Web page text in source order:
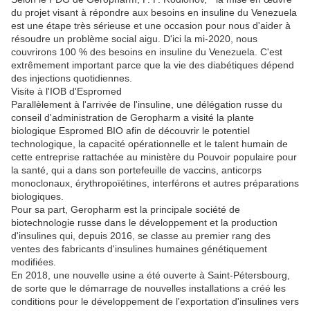
du projet visant à répondre aux besoins en insuline du Venezuela
est une étape très sérieuse et une occasion pour nous d'aider à
résoudre un problème social aigu. D'ici la mi-2020, nous
couvrirons 100 % des besoins en insuline du Venezuela. C'est
extrêmement important parce que la vie des diabétiques dépend
des injections quotidiennes.
Visite à l'IOB d'Espromed
Parallèlement à l'arrivée de l'insuline, une délégation russe du
conseil d'administration de Geropharm a visité la plante
biologique Espromed BIO afin de découvrir le potentiel
technologique, la capacité opérationnelle et le talent humain de
cette entreprise rattachée au ministère du Pouvoir populaire pour
la santé, qui a dans son portefeuille de vaccins, anticorps
monoclonaux, érythropoïétines, interférons et autres préparations
biologiques.
Pour sa part, Geropharm est la principale société de
biotechnologie russe dans le développement et la production
d'insulines qui, depuis 2016, se classe au premier rang des
ventes des fabricants d'insulines humaines génétiquement
modifiées.
En 2018, une nouvelle usine a été ouverte à Saint-Pétersbourg,
de sorte que le démarrage de nouvelles installations a créé les
conditions pour le développement de l'exportation d'insulines vers